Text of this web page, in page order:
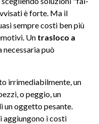
è forte. Ma il
sempre costi ben più
Un trasloco a
necessaria può
irrimediabilmente, un
o peggio, un
un oggetto pesante.
aggiungono i costi